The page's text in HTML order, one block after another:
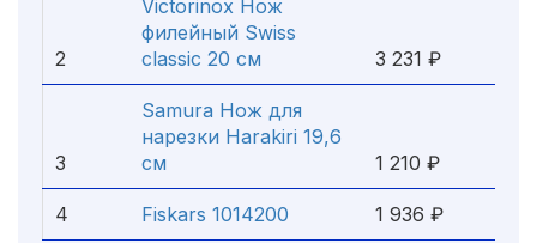
2
Victorinox Нож
филейный Swiss
classic 20 см
3 231 ₽
3
Samura Нож для
нарезки Harakiri 19,6
см
1 210 ₽
4 Fiskars 1014200 1 936 ₽